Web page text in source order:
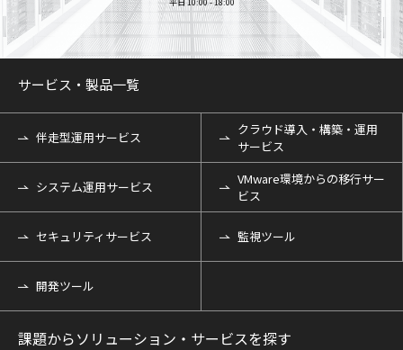
サービス・製品一覧
伴走型運用サービス
クラウド導入・構築・運用
サービス
システム運用サービス
VMware環境からの移行サー
ビス
セキュリティサービス 監視ツール
開発ツール
課題からソリューション・サービスを探す